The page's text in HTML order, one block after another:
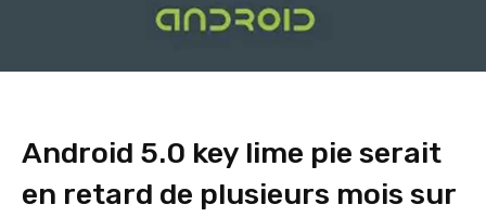
Android 5.0 key lime pie serait
en retard de plusieurs mois sur